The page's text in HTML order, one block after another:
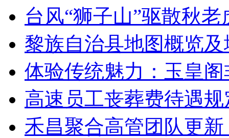
台风“狮子山”驱散秋
黎族自治县地图概览
体验传统魅力：玉皇
高速员工丧葬费待遇
禾昌聚合高管团队更